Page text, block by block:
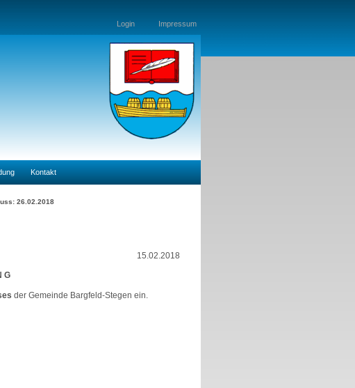
Login Impressum
Kontakt
26.02.2018
15.02.2018
G
der Gemeinde Bargfeld-Stegen ein.